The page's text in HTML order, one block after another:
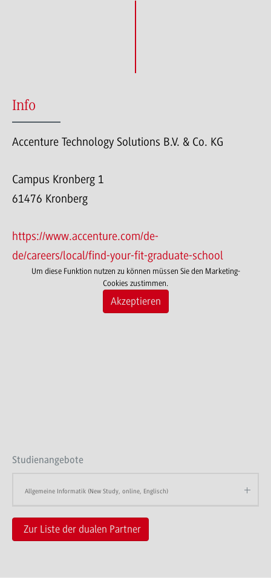
Info
Accenture Technology Solutions B.V. & Co. KG
Campus Kronberg 1
61476 Kronberg
https://www.accenture.com/de-
de/careers/local/find-your-fit-graduate-school
Um diese Funktion nutzen zu können müssen Sie den Marketing-
Cookies zustimmen.
Akzeptieren
Studienangebote
Allgemeine Informatik (New Study, online, Englisch)
Zur Liste der dualen Partner